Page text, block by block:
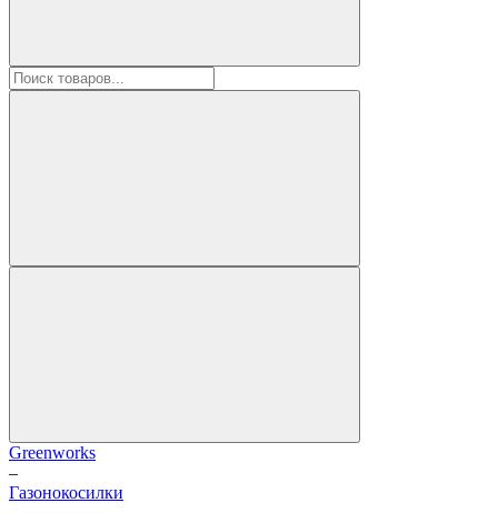
Greenworks
–
Газонокосилки